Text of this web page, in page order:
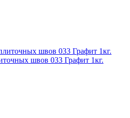
швов 033 Графит 1кг.